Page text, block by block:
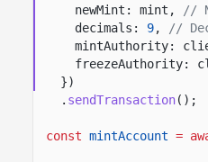
newMint: mint,
//
decimals:
9,
//
mintAuthority:
freezeAuthority:
})
. sendTransaction();
const mintAccount =